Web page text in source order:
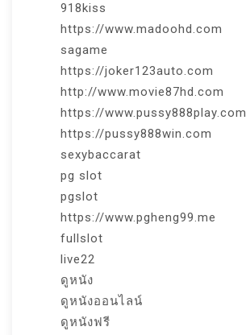
918kiss
https://www.madoohd.com
sagame
https://joker123auto.com
http://www.movie87hd.com
https://www.pussy888play.com
https://pussy888win.com
sexybaccarat
pg slot
pgslot
https://www.pgheng99.me
fullslot
live22
ดูหนัง
ดูหนังออนไลน์
ดูหนังฟรี